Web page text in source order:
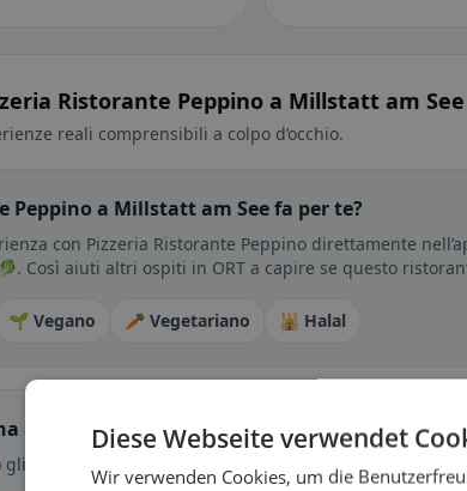
Ristorante Peppino a Millstatt am See
reali comprensibili a colpo d’occhio.
Peppino a Millstatt am See fa per te?
con Pizzeria Ristorante Peppino direttamente
Così aiuti altri ospiti in ORT a capire se questo
🌱 Vegano 🥕 Vegetariano 🕌 Halal
a condividere la tua esperienza
gli altri a decidere — soprattutto per senza glutine,
Diese Webseite verwendet
Wir verwenden Cookies, um die